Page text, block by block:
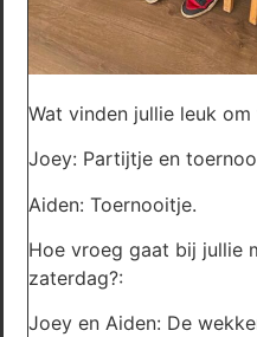
Wat vinden jullie leuk
Joey: Partijtje en
Aiden: Toernooitje.
Hoe vroeg gaat bij jullie
zaterdag?:
Joey en Aiden: De